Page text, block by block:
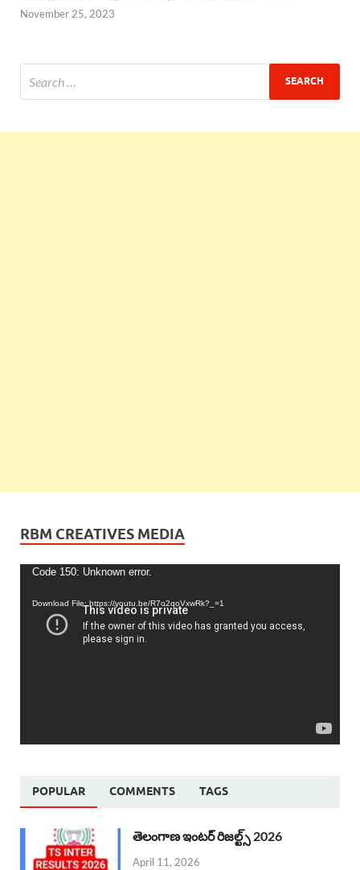
November 25, 2023
RBM CREATIVES MEDIA
Video
Code 150: Unknown error.
Download File: https://youtu.be/R7o2qoVxwRk?_=1
POPULAR COMMENTS TAGS
తెలంగాణ ఇంటర్ రిజల్ట్స్ 2026
April 11, 2026